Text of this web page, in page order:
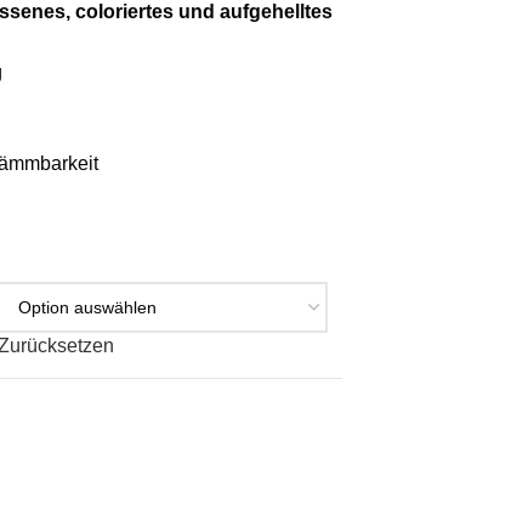
coloriertes und aufgehelltes